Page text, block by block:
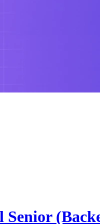
Senior